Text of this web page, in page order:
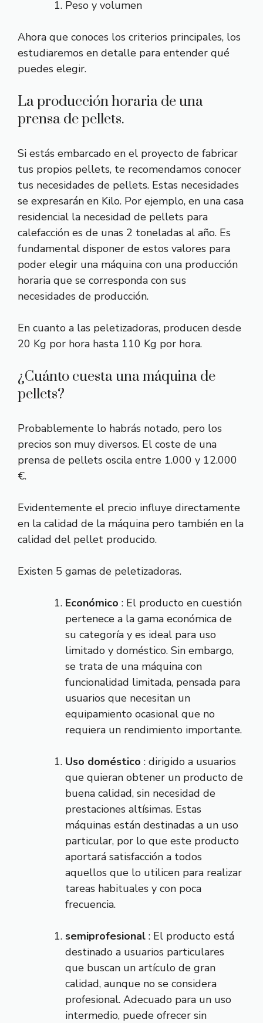
Peso y volumen
Ahora que conoces los criterios principales, los
estudiaremos en detalle para entender qué
puedes elegir.
La producción horaria de una
prensa de pellets.
Si estás embarcado en el proyecto de fabricar
tus propios pellets, te recomendamos conocer
tus necesidades de pellets. Estas necesidades
se expresarán en Kilo. Por ejemplo, en una casa
residencial la necesidad de pellets para
calefacción es de unas 2 toneladas al año. Es
fundamental disponer de estos valores para
poder elegir una máquina con una producción
horaria que se corresponda con sus
necesidades de producción.
En cuanto a las peletizadoras, producen desde
20 Kg por hora hasta 110 Kg por hora.
¿Cuánto cuesta una máquina de
pellets?
Probablemente lo habrás notado, pero los
precios son muy diversos. El coste de una
prensa de pellets oscila entre 1.000 y 12.000
€.
Evidentemente el precio influye directamente
en la calidad de la máquina pero también en la
calidad del pellet producido.
Existen 5 gamas de peletizadoras.
Económico : El producto en cuestión
pertenece a la gama económica de
su categoría y es ideal para uso
limitado y doméstico. Sin embargo,
se trata de una máquina con
funcionalidad limitada, pensada para
usuarios que necesitan un
equipamiento ocasional que no
requiera un rendimiento importante.
Uso doméstico : dirigido a usuarios
que quieran obtener un producto de
buena calidad, sin necesidad de
prestaciones altísimas. Estas
máquinas están destinadas a un uso
particular, por lo que este producto
aportará satisfacción a todos
aquellos que lo utilicen para realizar
tareas habituales y con poca
frecuencia.
semiprofesional : El producto está
destinado a usuarios particulares
que buscan un artículo de gran
calidad, aunque no se considera
profesional. Adecuado para un uso
intermedio, puede ofrecer sin